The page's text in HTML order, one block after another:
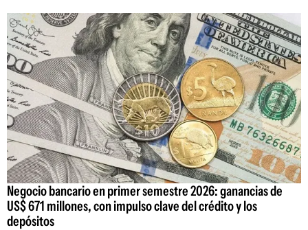
Negocio bancario en primer semestre 2026: ganancias de
US$ 671 millones, con impulso clave del crédito y los
depósitos